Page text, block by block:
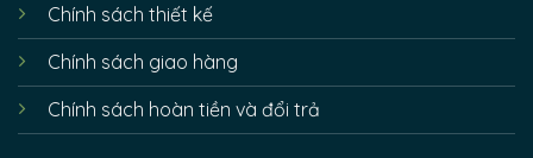
Chính sách thiết kế
Chính sách giao hàng
Chính sách hoàn tiền và đổi trả